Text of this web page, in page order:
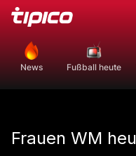
News Fußball heute
Frauen WM